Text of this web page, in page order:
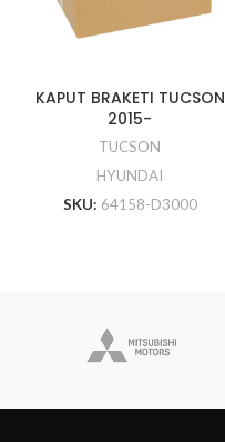
KAPUT BRAKETI TUCSON
2015-
TUCSON
HYUNDAI
SKU: 64158-D3000